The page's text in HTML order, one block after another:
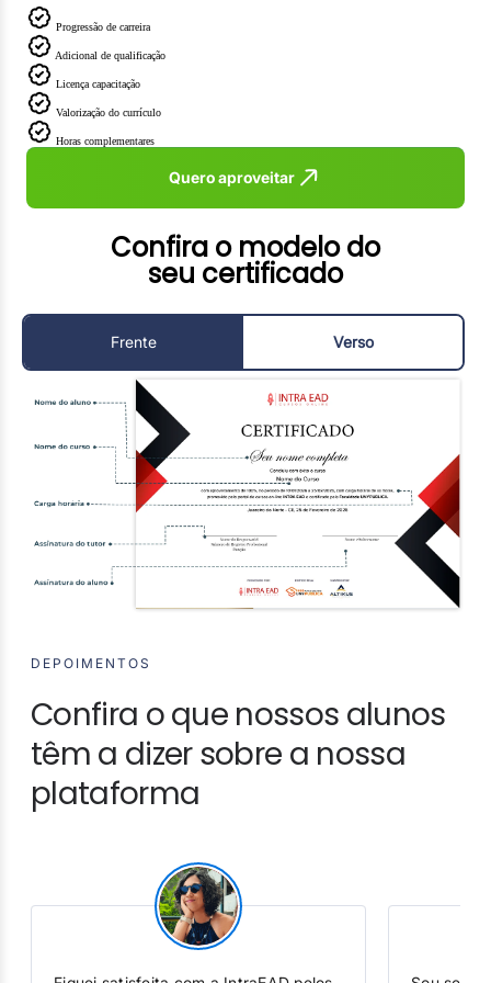
Frente Verso
Confira o modelo do
seu certificado
Progressão de carreira
Adicional de qualificação
Licença capacitação
Valorização do currículo
Horas complementares
Quero aproveitar
DEPOIMENTOS
Confira o que nossos alunos
têm a dizer sobre a nossa
plataforma